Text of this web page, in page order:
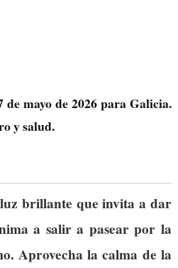
mayo de 2026 para Galicia.
y salud.
brillante que invita a dar
a salir a pasear por la
Aprovecha la calma de la